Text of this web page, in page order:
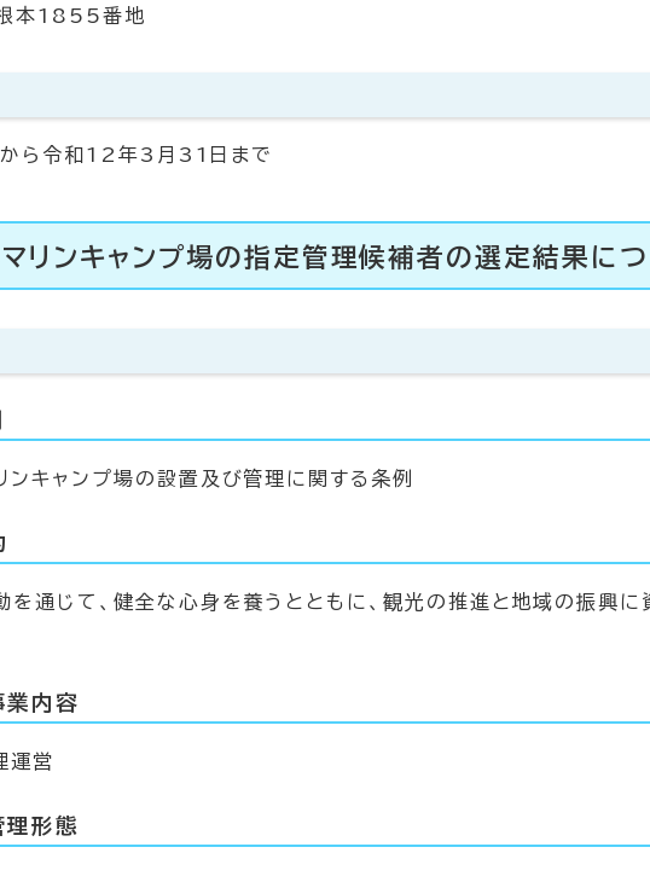
本1855番地
ら令和12年3月31日まで
リンキャンプ場の指定管理候補者の選定結果に
ンキャンプ場の設置及び管理に関する条例
を通じて、健全な心身を養うとともに、観光の推進と地域の振興
内容
運営
形態